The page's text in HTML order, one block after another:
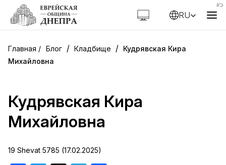
RU
Блог / Кладбище / Кудрявская Кира
Михайловна
Кудрявская Кира
Михайловна
19 Shevat 5785 (17.02.2025)